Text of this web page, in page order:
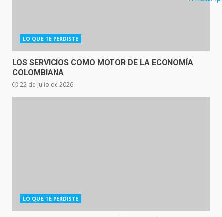
LO QUE TE PERDISTE
LOS SERVICIOS COMO MOTOR DE LA ECONOMÍA
COLOMBIANA
22 de julio de 2026
LO QUE TE PERDISTE